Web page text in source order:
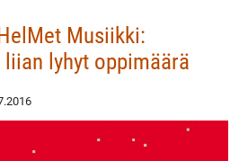
Musiikki:
lyhyt oppimäärä